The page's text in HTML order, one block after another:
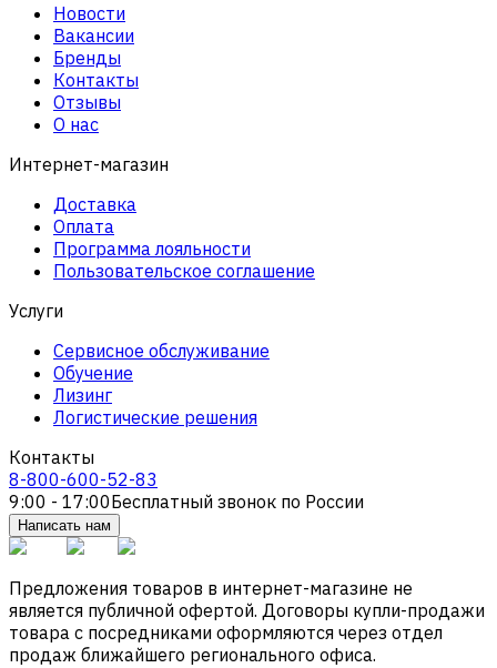
Новости
Вакансии
Бренды
Контакты
Отзывы
О нас
Интернет-магазин
Доставка
Оплата
Программа лояльности
Пользовательское соглашение
Услуги
Сервисное обслуживание
Обучение
Лизинг
Логистические решения
Контакты
8-800-600-52-83
9:00 - 17:00Бесплатный звонок по России
Написать нам
Предложения товаров в интернет-магазине не
является публичной офертой. Договоры купли-продажи
товара с посредниками оформляются через отдел
продаж ближайшего регионального офиса.